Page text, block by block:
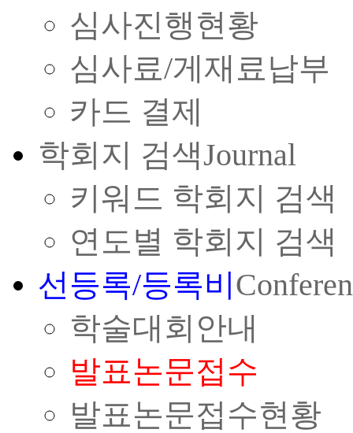
심사진행현황
심사료/게재료납부
카드 결제
학회지 검색Journal
키워드 학회지 검색
연도별 학회지 검색
선등록/등록비
학술대회안내
발표논문접수
발표논문접수현황